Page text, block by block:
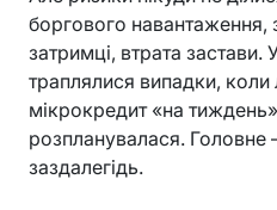
боргового навантаження,
затримці, втрата застави.
траплялися випадки,
мікрокредит «на
розпланувалася.
заздалегідь.